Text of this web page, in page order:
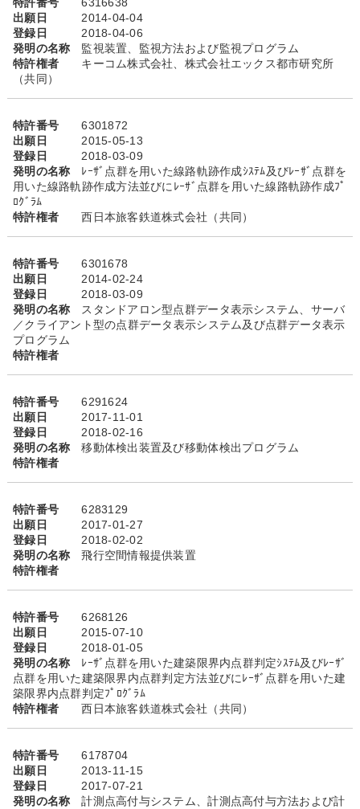
出願日
2014-04-04
登録日
2018-04-06
発明の名称
監視装置、監視方法および監視プログラム
特許権者
キーコム株式会社、株式会社エックス都市研究所
（共同）
特許番号
6301872
出願日
2015-05-13
登録日
2018-03-09
発明の名称
ﾚｰｻﾞ点群を用いた線路軌跡作成ｼｽﾃﾑ及びﾚｰｻﾞ点群を
用いた線路軌跡作成方法並びにﾚｰｻﾞ点群を用いた線路軌跡作成ﾌﾟ
ﾛｸﾞﾗﾑ
特許権者
西日本旅客鉄道株式会社（共同）
特許番号
6301678
出願日
2014-02-24
登録日
2018-03-09
発明の名称
スタンドアロン型点群データ表示システム、サーバ
／クライアント型の点群データ表示システム及び点群データ表示
プログラム
特許権者
特許番号
6291624
出願日
2017-11-01
登録日
2018-02-16
発明の名称
移動体検出装置及び移動体検出プログラム
特許権者
特許番号
6283129
出願日
2017-01-27
登録日
2018-02-02
発明の名称
飛行空間情報提供装置
特許権者
特許番号
6268126
出願日
2015-07-10
登録日
2018-01-05
発明の名称
ﾚｰｻﾞ点群を用いた建築限界内点群判定ｼｽﾃﾑ及びﾚｰｻﾞ
点群を用いた建築限界内点群判定方法並びにﾚｰｻﾞ点群を用いた建
築限界内点群判定ﾌﾟﾛｸﾞﾗﾑ
特許権者
西日本旅客鉄道株式会社（共同）
特許番号
6178704
出願日
2013-11-15
登録日
2017-07-21
発明の名称
計測点高付与システム、計測点高付与方法および計